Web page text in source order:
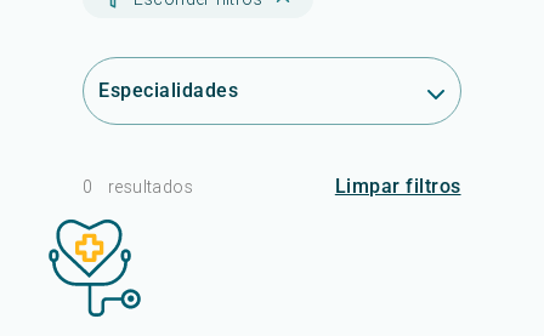
Especialidades
0 resultados Limpar filtros